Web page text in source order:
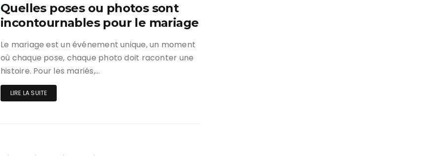
Quelles poses ou photos sont
incontournables pour le mariage
Le mariage est un événement unique, un moment
où chaque pose, chaque photo doit raconter une
histoire. Pour les mariés,…
LIRE LA SUITE